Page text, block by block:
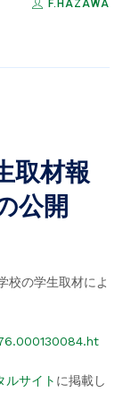
F.HAZAWA
取材報
公開
校の学生取材によ
ルサイト に掲載し